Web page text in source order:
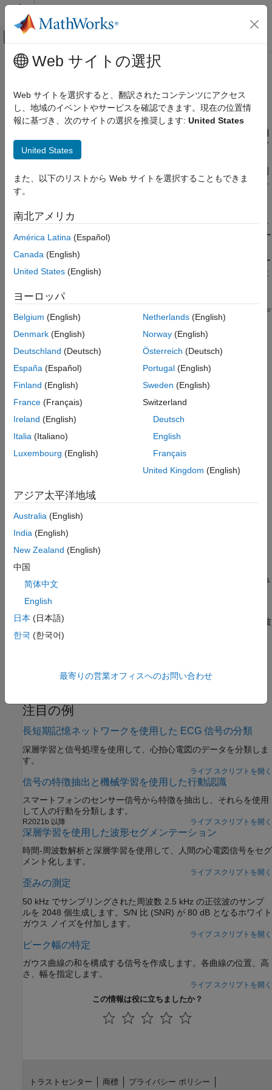
コンテンツへスキップ
オフキャンバス ナビゲーション メ
ドキュメンテーションのホーム
Signal Processing Toolbox
Signal Processing Toolbox 入門
用途
信号の生成、解析、および前処理
測定と特徴抽出
パルスと遷移の計量
スペクトル測定
変換、相関、およびモデリング
時間-周波数解析
信号向け AI
コード生成と GPU サポート
メインコンテンツ
測定と特徴抽出
ピーク、信号統計、パルスおよび遷移の計量、パワー、帯域幅、
歪み
Signal Processing Toolbox™ には、信号に共通して現われる、目
立った特徴を測定するための関数が用意されています。信号のピ
ークの位置を特定し、高さ、幅および両隣との距離を算出しま
定します。オーバーシュートやデューティ比などのパルス計量を
測定します。
周波数領域では、基本、平均、中央および高調波周波数、チャネ
ル帯域幅、周波数帯域のパワーを測定します。スプリアス フリー
(THD)、信号対ノイズおよび歪み比 (SINAD) および 3 次インター
セプト (TOI) を測定することにより、システムの特徴を明らかに
信号の特徴を抽出して重要な特性を強化し、AI モデル学習時のデ
ータの変動性を抑え、次元を減らします。
主要なトピック
Feature Extraction Using Signal Feature Extractor
ピーク解析
信号の急激な増加と大幅な変化の検出
データ内の信号の検出
パルスおよび遷移特性の測定
高調波歪みの解析
生体信号からの分類特徴量の抽出
カテゴリ
記述統計
ピーク、RMS レベル、ピークツーピーク振幅、波高因子、動的
タイム ワーピング、CUSUM 管理チャート、編集距離
パルスと遷移の計量
立ち上がり時間、立ち下がり時間、スルー レート、オーバーシュ
スペクトル測定
チャネル パワー、帯域幅、周波数平均値、周波数中央値、高調波
歪み
信号向け AI
注目の例
長短期記憶ネットワークを使用した ECG 信号の分類
深層学習と信号処理を使用して、心拍心電図のデータを分類しま
す。
ライブ スクリプトを開く
信号の特徴抽出と機械学習を使用した行動認識
スマートフォンのセンサー信号から特徴を抽出し、それらを使用
して人の行動を分類します。
R2021b 以降 ライブ スクリプトを開く
深層学習を使用した波形セグメンテーション
時間-周波数解析と深層学習を使用して、人間の心電図信号をセグ
メント化します。
ライブ スクリプトを開く
歪みの測定
50 kHz でサンプリングされた周波数 2.5 kHz の正弦波のサンプ
ルを 2048 個生成します。S/N 比 (SNR) が 80 dB となるホワイト
ガウス ノイズを付加します。
ライブ スクリプトを開く
ピーク幅の特定
ガウス曲線の和を構成する信号を作成します。各曲線の位置、高
さ、幅を指定します。
ライブ スクリプトを開く
この情報は役に立ちましたか？
Web サイトの選択
Web サイトを選択すると、翻訳されたコンテンツにアクセス
し、地域のイベントやサービスを確認できます。現在の位置情
報に基づき、次のサイトの選択を推奨します: United States
United States
また、以下のリストから Web サイトを選択することもできま
す。
南北アメリカ
América Latina (Español)
Canada (English)
United States (English)
ヨーロッパ
Belgium (English)
Denmark (English)
Deutschland (Deutsch)
España (Español)
Finland (English)
France (Français)
Ireland (English)
Italia (Italiano)
Luxembourg (English)
Netherlands(English)
Norway(English)
Österreich (Deutsch)
Portugal(English)
Sweden (English)
Switzerland
Deutsch
English
Français
United Kingdom (English)
アジア太平洋地域
Australia (English)
India (English)
New Zealand (English)
中国
简体中文
English
日本 (日本語)
한국 (한국어)
最寄りの営業オフィスへのお問い合わせ
トラストセンター 商標 プライバシー ポリシー